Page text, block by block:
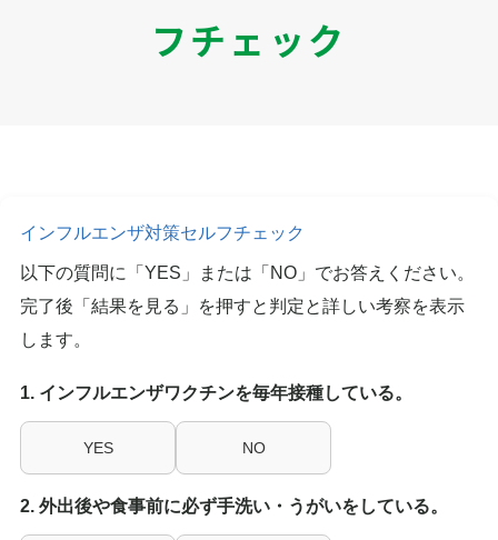
フチェック
インフルエンザ対策セルフチェック
以下の質問に「YES」または「NO」でお答えください。
完了後「結果を見る」を押すと判定と詳しい考察を表示
します。
1. インフルエンザワクチンを毎年接種している。
YES NO
2. 外出後や食事前に必ず手洗い・うがいをしている。
場面別で探す
食事管理アプリ「あすけん」
保養施設の利用
申請書ダウンロード
組合について
プライバシーポリシー